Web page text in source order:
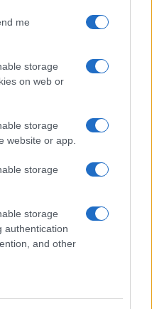
me
storage
on web or
storage
website or app.
storage
storage
authentication
and other
e sto valutando”,
però sbilanciarsi
tanto il contesto
mio futuro”. Ha voluto
del genere richiede
l’importanza di
portata. Il Partito
determinato a
cercando di
passo verso la
ed essere sempre